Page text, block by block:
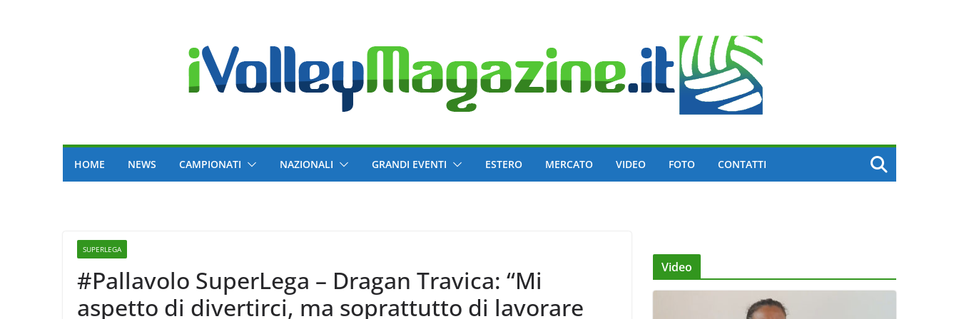
HOME NEWS CAMPIONATI NAZIONALI GRANDI EVENTI ESTERO MERCATO VIDEO FOTO CONTATTI
SUPERLEGA
#Pallavolo SuperLega – Dragan Travica: “Mi
aspetto di divertirci, ma soprattutto di lavorare
Video